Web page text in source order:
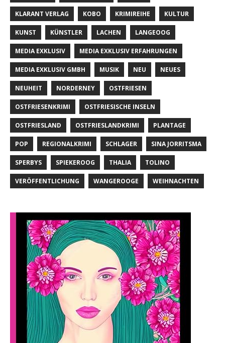
KLARANT VERLAG KOBO KRIMIREIHE KULTUR
KUNST KÜNSTLER LACHEN LANGEOOG
MEDIA EXKLUSIV MEDIA EXKLUSIV ERFAHRUNGEN
MEDIA EXKLUSIV GMBH MUSIK NEU NEUES
NEUHEIT NORDERNEY OSTFRIESEN
OSTFRIESENKRIMI OSTFRIESISCHE INSELN
OSTFRIESLAND OSTFRIESLANDKRIMI PLANTAGE
POP REGIONALKRIMI SCHLAGER SINA JORRITSMA
SPERBYS SPIEKEROOG THALIA TOLINO
VERÖFFENTLICHUNG WANGEROOGE WEIHNACHTEN